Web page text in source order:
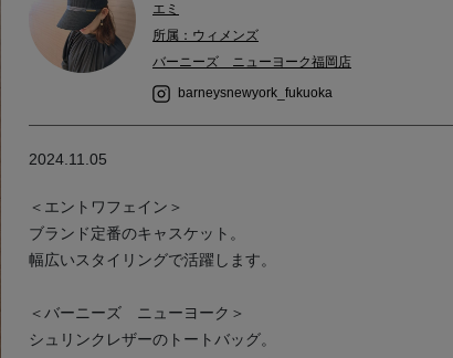
エミ
所属：ウィメンズ
バーニーズ ニューヨーク福岡店
barneysnewyork_fukuoka
2024.11.05
＜エントワフェイン＞
ブランド定番のキャスケット。
幅広いスタイリングで活躍します。
＜バーニーズ ニューヨーク＞
シュリンクレザーのトートバッグ。